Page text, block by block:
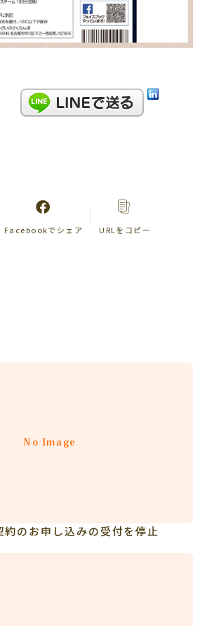
Facebookでシェア URLをコピー
No Image
約のお申し込みの受付を停止